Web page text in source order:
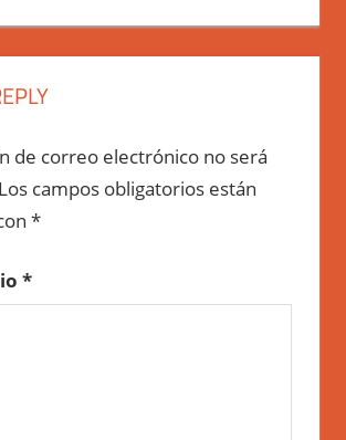
de correo electrónico no será
Los campos obligatorios están
*
*